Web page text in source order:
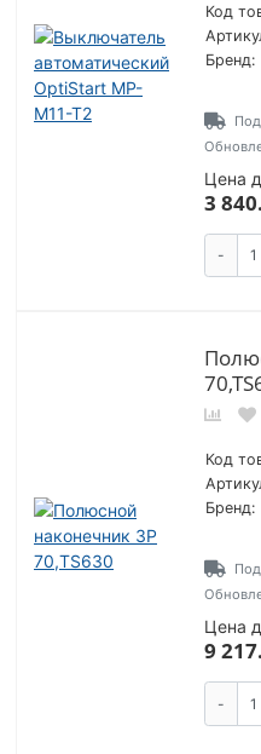
Код
Бренд:
Под
Цена
3
-
Код
Бренд:
Под
Цена
9
-